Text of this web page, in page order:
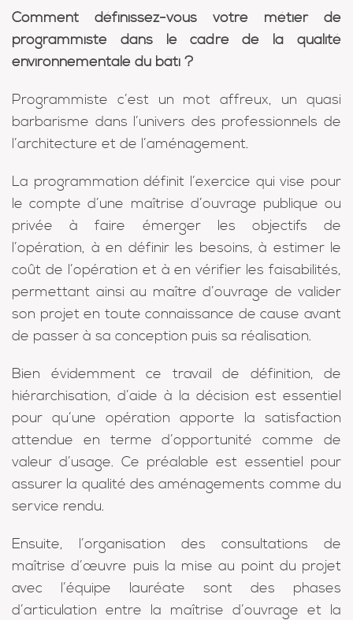
Comment définissez-vous votre métier de
programmiste dans le cadre de la qualité
environnementale du bâti ?
Programmiste c’est un mot affreux, un quasi
barbarisme dans l’univers des professionnels de
l’architecture et de l’aménagement.
La programmation définit l’exercice qui vise pour
le compte d’une maîtrise d’ouvrage publique ou
privée à faire émerger les objectifs de
l’opération, à en définir les besoins, à estimer le
coût de l’opération et à en vérifier les faisabilités,
permettant ainsi au maître d’ouvrage de valider
son projet en toute connaissance de cause avant
de passer à sa conception puis sa réalisation.
Bien évidemment ce travail de définition, de
hiérarchisation, d’aide à la décision est essentiel
pour qu’une opération apporte la satisfaction
attendue en terme d’opportunité comme de
valeur d’usage. Ce préalable est essentiel pour
assurer la qualité des aménagements comme du
service rendu.
Ensuite, l’organisation des consultations de
maîtrise d’œuvre puis la mise au point du projet
avec l’équipe lauréate sont des phases
d’articulation entre la maîtrise d’ouvrage et la